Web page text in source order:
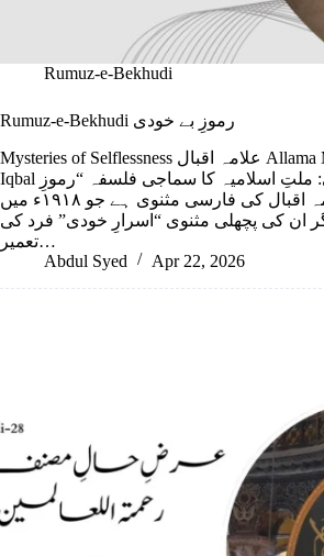
Rumuz-e-Bekhudi
Rumuz-e-Bekhudi رموزِ بے خودی
Mysteries of Selflessness علامہ اقبال Allama Muhammad
Iqbal رموزِ بے خودی: ملتِ اسلامیہ کا سماجی فلسفہ “رموزِ
بے خودی” علامہ اقبال کی فارسی مثنوی ہے جو ۱۹۱۸ء میں
ان کی پچھلی مثنوی “اسرارِ خودی” فرد کی
تعمیر…
Abdul Syed
Apr 22, 2026